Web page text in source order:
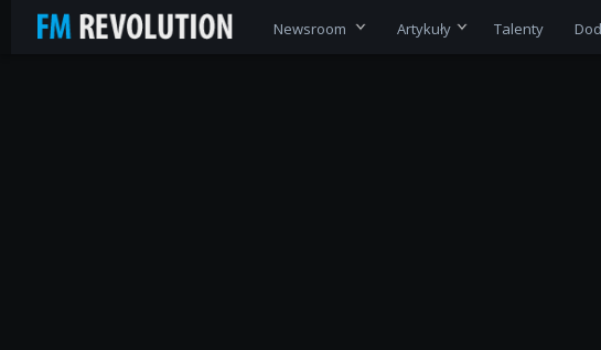
Newsroom Artykuły Talenty